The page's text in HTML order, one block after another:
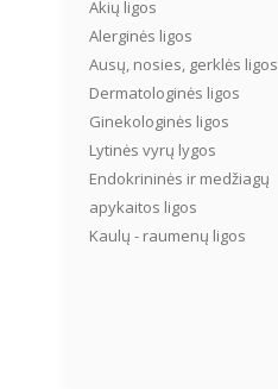
Akių ligos
Alerginės ligos
Ausų, nosies, gerklės ligos
Dermatologinės ligos
Ginekologinės ligos
Lytinės vyrų lygos
Endokrininės ir medžiagų
apykaitos ligos
Kaulų - raumenų ligos